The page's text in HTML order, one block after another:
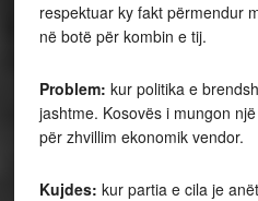
respektuar ky fakt përmendur
në botë për kombin e tij.
Problem: kur politika e
jashtme. Kosovës i mungon
për zhvillim ekonomik vendor.
Kujdes: kur partia e cila je